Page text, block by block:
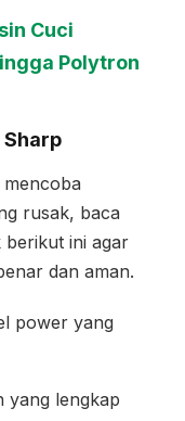
Cuci
Polytron
rusak, baca
ini agar
dan aman.
power yang
yang lengkap